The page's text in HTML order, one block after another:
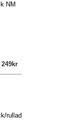
NM
249kr
rullad